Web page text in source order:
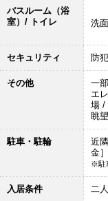
バスルーム（浴
室）/ トイレ
洗
セキュリティ 防
その他 一
エ
場 /
眺
駐車・駐輪
近
金
※駐
入居条件 二